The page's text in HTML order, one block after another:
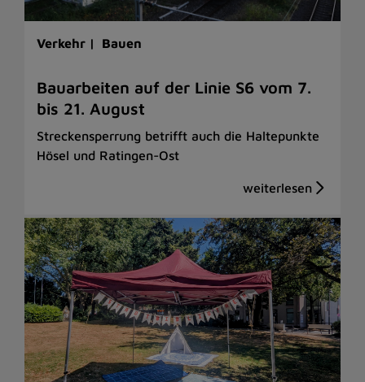
Verkehr | Bauen
Bauarbeiten auf der Linie S6 vom 7.
bis 21. August
Streckensperrung betrifft auch die Haltepunkte
Hösel und Ratingen-Ost